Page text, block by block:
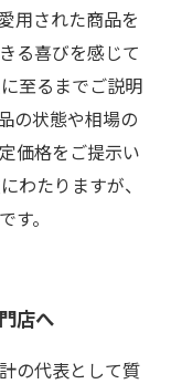
用された商品を
る喜びを感じて
至るまでご説明
の状態や相場の
価格をご提示い
わたりますが、
。
店へ
の代表として質